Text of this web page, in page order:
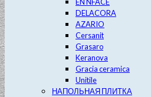
DELACORA
AZARIO
Cersanit
Grasaro
Keranova
Gracia ceramica
Unitile
НАПОЛЬНАЯ ПЛИТКА